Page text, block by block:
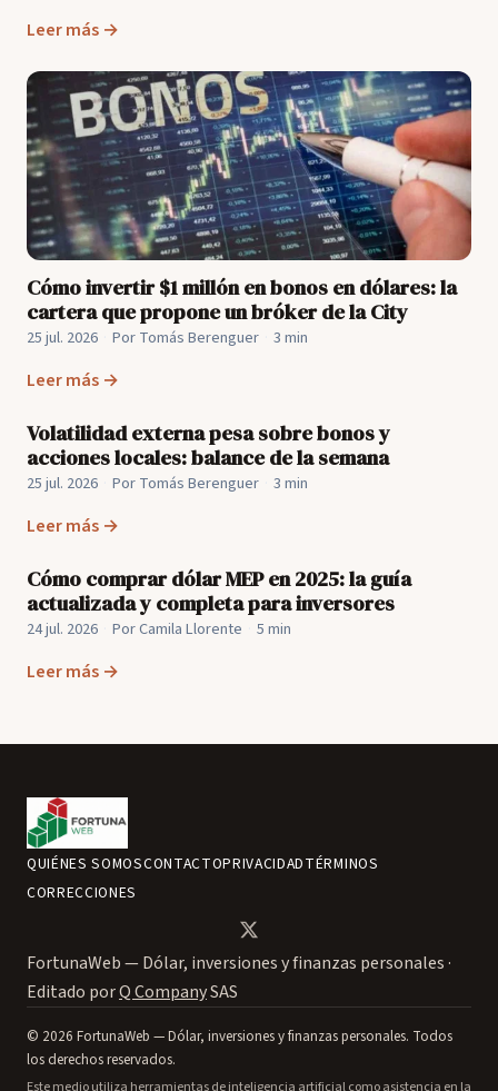
Leer más →
Cómo invertir $1 millón en bonos en dólares: la
cartera que propone un bróker de la City
25 jul. 2026 Por Tomás Berenguer 3 min
Leer más →
Volatilidad externa pesa sobre bonos y
acciones locales: balance de la semana
25 jul. 2026 Por Tomás Berenguer 3 min
Leer más →
Cómo comprar dólar MEP en 2025: la guía
actualizada y completa para inversores
24 jul. 2026 Por Camila Llorente 5 min
Leer más →
QUIÉNES SOMOSCONTACTOPRIVACIDADTÉRMINOS
CORRECCIONES
FortunaWeb — Dólar, inversiones y finanzas personales ·
Editado porQ CompanySAS
© 2026 FortunaWeb — Dólar, inversiones y finanzas personales. Todos
los derechos reservados.
Este medio utiliza herramientas de inteligencia artificial como asistencia en la